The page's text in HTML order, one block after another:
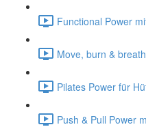
Functional Power
Move, burn &
Pilates Power für
Push & Pull Power